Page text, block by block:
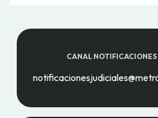
CANAL